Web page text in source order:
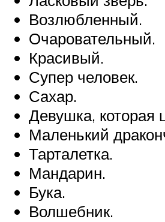
Возлюбленный.
Очаровательный.
Красивый.
Супер человек.
Сахар.
Девушка, которая
Маленький
Тарталетка.
Мандарин.
Бука.
Волшебник.